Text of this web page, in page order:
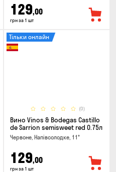
129,00
грн за 1 шт
(0)
Тільки онлайн
Вино Vinos & Bodegas Castillo
de Sarrion semisweet red 0.75л
Червоне, Напівсолодке, 11°
129,00
грн за 1 шт